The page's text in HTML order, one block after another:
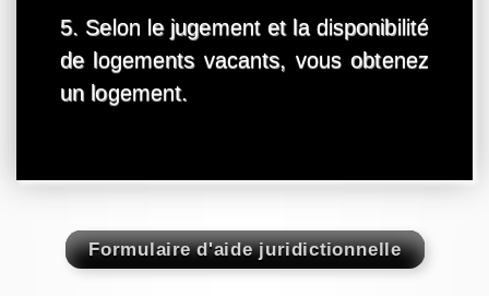
5. Selon le jugement et la disponibilité
de logements vacants, vous obtenez
un logement.